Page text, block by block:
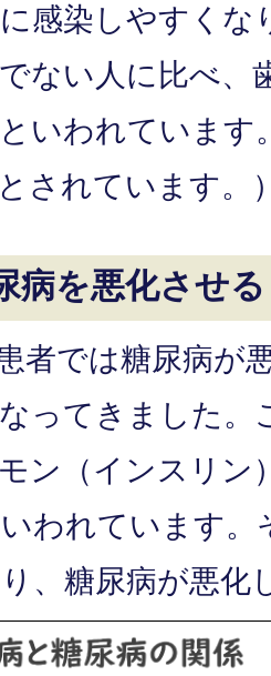
感染しやすくな
ない人に比べ、
いわれています
されています。
病を悪化させる
者では糖尿病が
ってきました。
ン（インスリン
われています。
、糖尿病が悪化